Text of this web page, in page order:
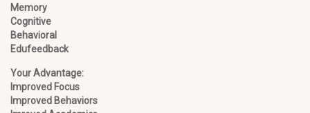
Memory
Cognitive
Behavioral
Edufeedback
Your Advantage:
Improved Focus
Improved Behaviors